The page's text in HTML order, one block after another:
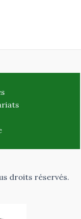
droits réservés.